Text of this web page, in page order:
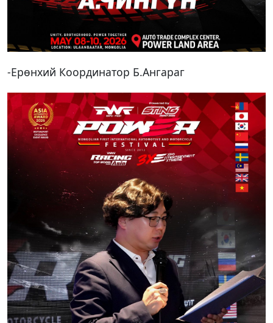
-Ерөнхий Координатор Б.Ангараг